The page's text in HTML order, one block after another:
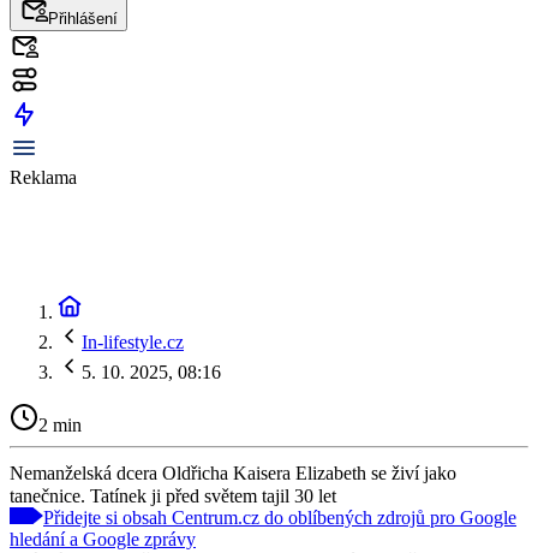
Přihlášení
Reklama
In-lifestyle.cz
5. 10. 2025, 08:16
2 min
Nemanželská dcera Oldřicha Kaisera Elizabeth se živí jako
tanečnice. Tatínek ji před světem tajil 30 let
Přidejte si obsah Centrum.cz do oblíbených zdrojů pro Google
hledání a Google zprávy